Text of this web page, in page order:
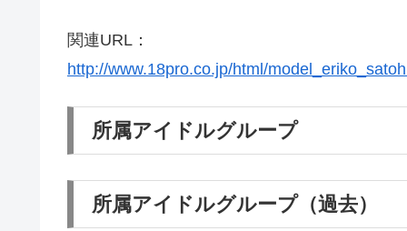
関連URL：
http://www.18pro.co.jp/html/
所属アイドルグループ
所属アイドルグループ（過去）